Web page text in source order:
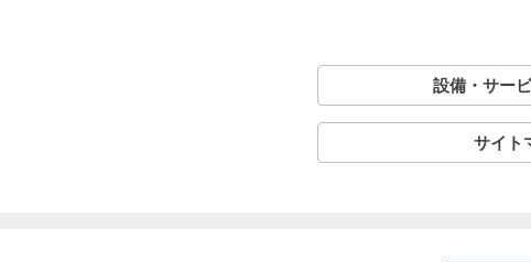
設備・サー
サイト